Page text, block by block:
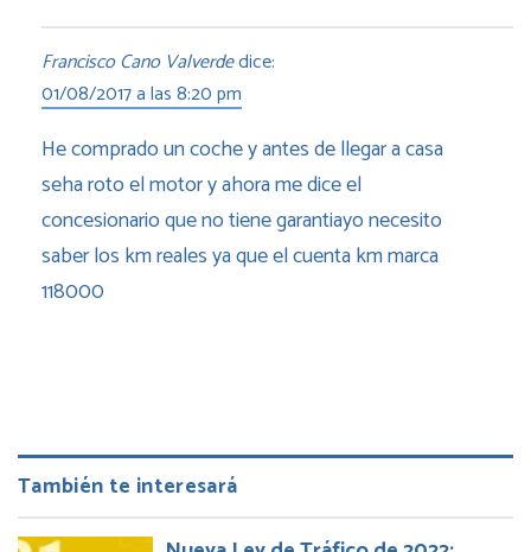
Francisco Cano Valverdedice:
01/08/2017 a las 8:20 pm
He comprado un coche y antes de llegar a casa
seha roto el motor y ahora me dice el
concesionario que no tiene garantiayo necesito
saber los km reales ya que el cuenta km marca
118000
También te interesará